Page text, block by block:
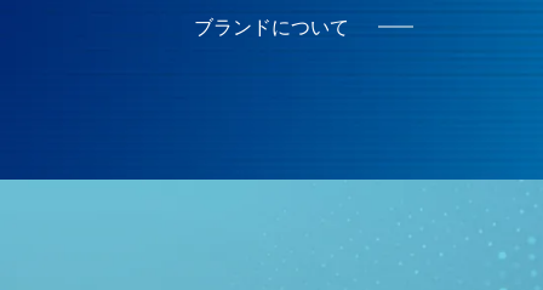
ブランドについて